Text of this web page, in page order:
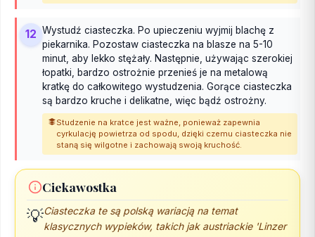
12 Wystudź ciasteczka. Po upieczeniu wyjmij blachę z
piekarnika. Pozostaw ciasteczka na blasze na 5-10
minut, aby lekko stężały. Następnie, używając szerokiej
łopatki, bardzo ostrożnie przenieś je na metalową
kratkę do całkowitego wystudzenia. Gorące ciasteczka
są bardzo kruche i delikatne, więc bądź ostrożny.
Studzenie na kratce jest ważne, ponieważ zapewnia
cyrkulację powietrza od spodu, dzięki czemu ciasteczka nie
staną się wilgotne i zachowają swoją kruchość.
Ciekawostka
💡Ciasteczka te są polską wariacją na temat
klasycznych wypieków, takich jak austriackie 'Linzer